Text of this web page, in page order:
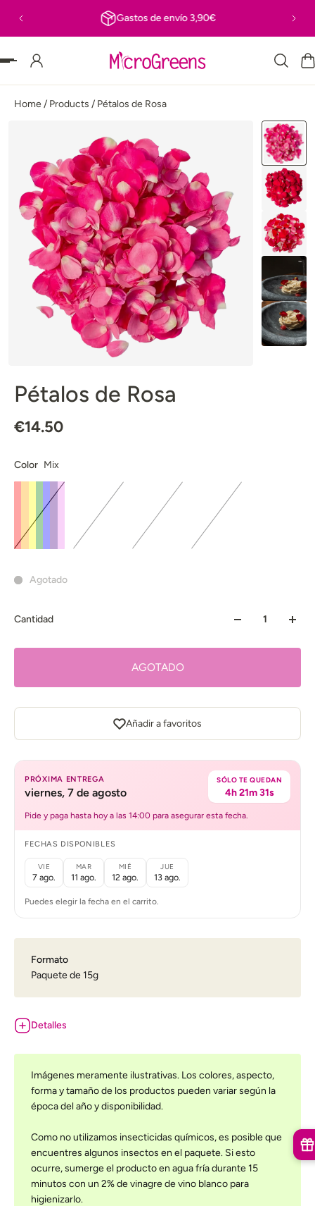
AL CONTENIDO Gastos de envío 3,90€
Home/ Products / Pétalos de Rosa
Pétalos de Rosa
€14.50
Color Mix
Agotado
Cantidad
AGOTADO
Añadir a favoritos
PRÓXIMA ENTREGA
viernes, 7 de agosto
SÓLO TE QUEDAN
4h 21m 31s
Pide y paga hasta hoy a las 14:00 para asegurar esta fecha.
FECHAS DISPONIBLES
VIE
7 ago.
MAR
11 ago.
MIÉ
12 ago.
JUE
13 ago.
Puedes elegir la fecha en el carrito.
Formato
Paquete de 15g
Detalles
Imágenes meramente ilustrativas. Los colores, aspecto,
forma y tamaño de los productos pueden variar según la
época del año y disponibilidad.
Como no utilizamos insecticidas químicos, es posible que
encuentres algunos insectos en el paquete. Si esto
ocurre, sumerge el producto en agua fría durante 15
minutos con un 2% de vinagre de vino blanco para
higienizarlo.